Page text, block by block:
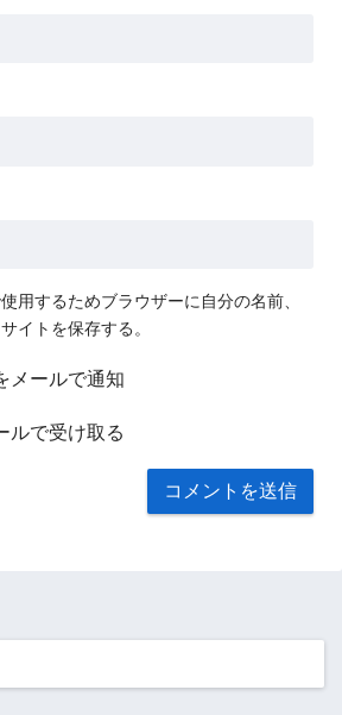
用するためブラウザーに自分の名前、
イトを保存する。
メールで通知
ルで受け取る